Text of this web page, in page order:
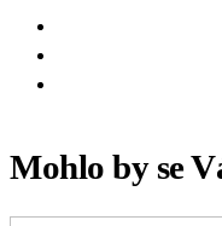
Mohlo by se